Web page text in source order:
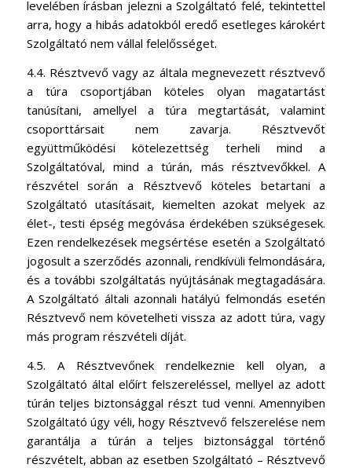
levelében írásban jelezni a Szolgáltató felé, tekintettel
arra, hogy a hibás adatokból eredő esetleges károkért
Szolgáltató nem vállal felelősséget.
4.4. Résztvevő vagy az általa megnevezett résztvevő
a túra csoportjában köteles olyan magatartást
tanúsítani, amellyel a túra megtartását, valamint
csoporttársait nem zavarja. Résztvevőt
együttműködési kötelezettség terheli mind a
Szolgáltatóval, mind a túrán, más résztvevőkkel. A
részvétel során a Résztvevő köteles betartani a
Szolgáltató utasításait, kiemelten azokat melyek az
élet-, testi épség megóvása érdekében szükségesek.
Ezen rendelkezések megsértése esetén a Szolgáltató
jogosult a szerződés azonnali, rendkívüli felmondására,
és a további szolgáltatás nyújtásának megtagadására.
A Szolgáltató általi azonnali hatályú felmondás esetén
Résztvevő nem követelheti vissza az adott túra, vagy
más program részvételi díját.
4.5. A Résztvevőnek rendelkeznie kell olyan, a
Szolgáltató által előírt felszereléssel, mellyel az adott
túrán teljes biztonsággal részt tud venni. Amennyiben
Szolgáltató úgy véli, hogy Résztvevő felszerelése nem
garantálja a túrán a teljes biztonsággal történő
részvételt, abban az esetben Szolgáltató – Résztvevő